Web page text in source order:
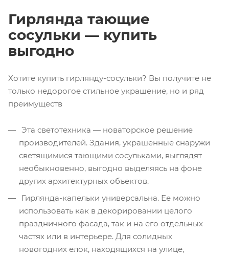
Гирлянда тающие
сосульки — купить
выгодно
Хотите купить гирлянду-сосульки? Вы получите не
только недорогое стильное украшение, но и ряд
преимуществ
Эта светотехника — новаторское решение
производителей. Здания, украшенные снаружи
светящимися тающими сосульками, выглядят
необыкновенно, выгодно выделяясь на фоне
других архитектурных объектов.
Гирлянда-капельки универсальна. Ее можно
использовать как в декорировании целого
праздничного фасада, так и на его отдельных
частях или в интерьере. Для солидных
новогодних елок, находящихся на улице,